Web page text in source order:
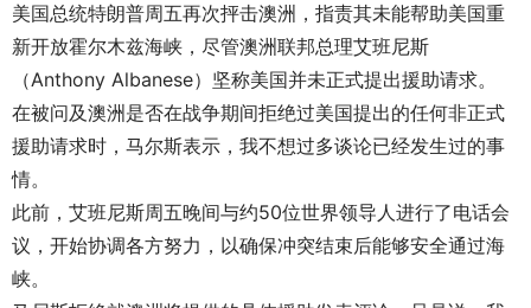
美国总统特朗普周五再次抨击澳洲，指责其未能帮助美国重
新开放霍尔木兹海峡，尽管澳洲联邦总理艾班尼斯
（Anthony Albanese）坚称美国并未正式提出援助请求。
在被问及澳洲是否在战争期间拒绝过美国提出的任何非正式
援助请求时，马尔斯表示，我不想过多谈论已经发生过的事
情。
此前，艾班尼斯周五晚间与约50位世界领导人进行了电话会
议，开始协调各方努力，以确保冲突结束后能够安全通过海
峡。